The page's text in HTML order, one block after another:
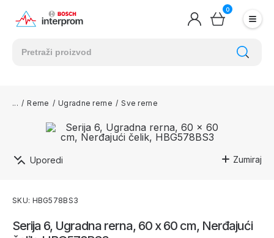
0
Zumiraj
Uporedi
/ Rerne / Ugradne rerne / Sve rerne
Serija 6, Ugradna rerna, 60 x 60 cm, Nerđajući
SKU: HBG578BS3